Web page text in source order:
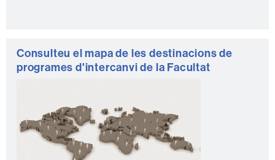
Consulteu el mapa de les destinacions de
programes d'intercanvi de la Facultat